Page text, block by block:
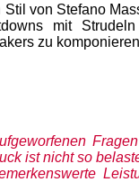
von Stefano
mit
zu
ist nicht so